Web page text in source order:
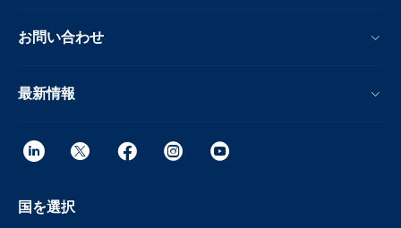
お問い合わせ
最新情報
国を選択